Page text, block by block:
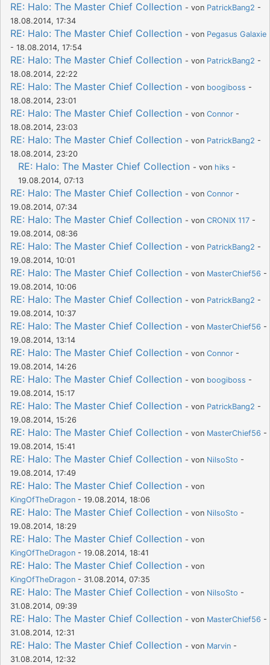
RE: Halo: The Master Chief Collection - von PatrickBang2 -
18.08.2014, 17:34
RE: Halo: The Master Chief Collection - von Pegasus Galaxie
- 18.08.2014, 17:54
RE: Halo: The Master Chief Collection - von PatrickBang2 -
18.08.2014, 22:22
RE: Halo: The Master Chief Collection - von boogiboss -
18.08.2014, 23:01
RE: Halo: The Master Chief Collection - von Connor -
18.08.2014, 23:03
RE: Halo: The Master Chief Collection - von PatrickBang2 -
18.08.2014, 23:20
RE: Halo: The Master Chief Collection - von hiks -
19.08.2014, 07:13
RE: Halo: The Master Chief Collection - von Connor -
19.08.2014, 07:34
RE: Halo: The Master Chief Collection - von CRONIX 117 -
19.08.2014, 08:36
RE: Halo: The Master Chief Collection - von PatrickBang2 -
19.08.2014, 10:01
RE: Halo: The Master Chief Collection - von MasterChief56 -
19.08.2014, 10:06
RE: Halo: The Master Chief Collection - von PatrickBang2 -
19.08.2014, 10:37
RE: Halo: The Master Chief Collection - von MasterChief56 -
19.08.2014, 13:14
RE: Halo: The Master Chief Collection - von Connor -
19.08.2014, 14:26
RE: Halo: The Master Chief Collection - von boogiboss -
19.08.2014, 15:17
RE: Halo: The Master Chief Collection - von PatrickBang2 -
19.08.2014, 15:26
RE: Halo: The Master Chief Collection - von MasterChief56 -
19.08.2014, 15:41
RE: Halo: The Master Chief Collection - von NilsoSto -
19.08.2014, 17:49
RE: Halo: The Master Chief Collection - von
KingOfTheDragon - 19.08.2014, 18:06
RE: Halo: The Master Chief Collection - von NilsoSto -
19.08.2014, 18:29
RE: Halo: The Master Chief Collection - von
KingOfTheDragon - 19.08.2014, 18:41
RE: Halo: The Master Chief Collection - von
KingOfTheDragon - 31.08.2014, 07:35
RE: Halo: The Master Chief Collection - von NilsoSto -
31.08.2014, 09:39
RE: Halo: The Master Chief Collection - von MasterChief56 -
31.08.2014, 12:31
RE: Halo: The Master Chief Collection - von Marvin -
31.08.2014, 12:32